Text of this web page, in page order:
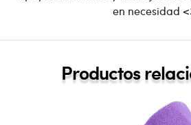
en necesidad
Productos